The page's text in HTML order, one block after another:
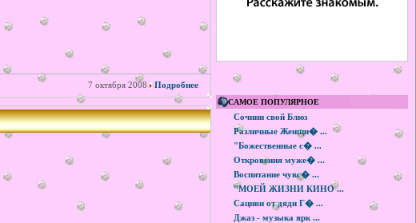
7 октября 2008 Подробнее
САМОЕ ПОПУЛЯРНОЕ
Сочини свой Блюз
Различные Женщи� ...
"Божественные с� ...
Откровения муже� ...
Воспитание чувс� ...
"МОЕЙ ЖИЗНИ КИНО ...
Сациви от дяди Г� ...
Джаз - музыка ярк ...